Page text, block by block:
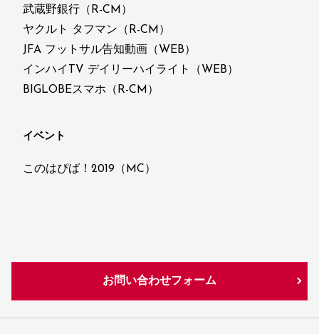
武蔵野銀行（R-CM）
ヤクルト タフマン（R-CM）
JFA フットサル告知動画（WEB）
インハイTV デイリーハイライト（WEB）
BIGLOBEスマホ（R-CM）
イベント
このはぴば！2019（MC）
お問い合わせフォーム